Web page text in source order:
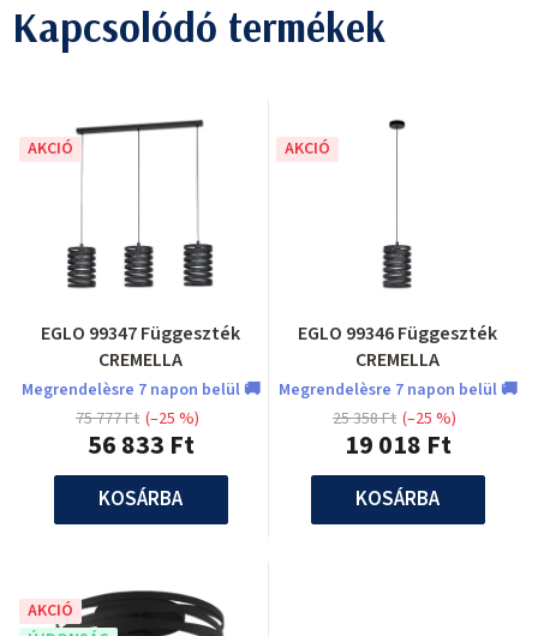
Kapcsolódó termékek
AKCIÓ
EGLO 99347 Függeszték
CREMELLA
Megrendelèsre 7 napon belül 🚚
56 833 Ft
75 777 Ft (–25 %)
KOSÁRBA
AKCIÓ
EGLO 99346 Függeszték
CREMELLA
Megrendelèsre 7 napon belül 🚚
19 018 Ft
25 358 Ft (–25 %)
KOSÁRBA
AKCIÓ